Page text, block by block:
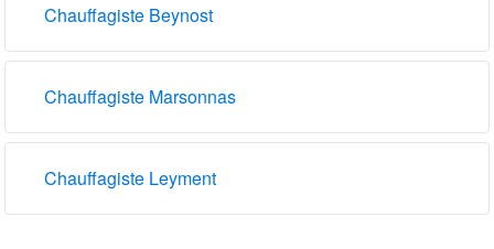
Chauffagiste Beynost
Chauffagiste Marsonnas
Chauffagiste Leyment